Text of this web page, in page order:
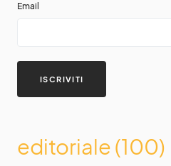
Email
editoriale(100)